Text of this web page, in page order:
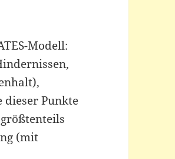
Modell:
Punkte
(mit